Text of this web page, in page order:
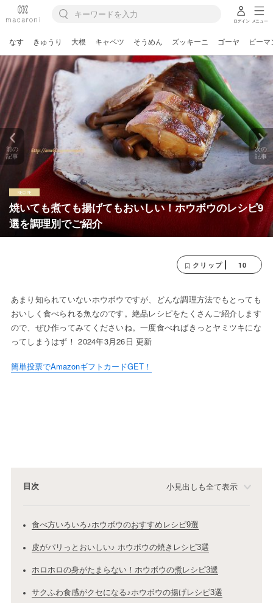
ログイン メニュー
なす きゅうり 大根 キャベツ そうめん ズッキーニ ゴーヤ ピーマ
焼いても煮ても揚げてもおいしい！ホウボウのレシピ9
選を調理別でご紹介
前の
記事
次の
記事
クリップ 10
あまり知られていないホウボウですが、どんな調理方法でもとっても
おいしく食べられる魚なのです。絶品レシピをたくさんご紹介します
ので、ぜひ作ってみてくださいね。一度食べればきっとヤミツキにな
ってしまうはず！ 2024年3月26日 更新
簡単投票でAmazonギフトカードGET！
目次 小見出しも全て表示
食べ方いろいろ♪ホウボウのおすすめレシピ9選
皮がパリっとおいしい♪ ホウボウの焼きレシピ3選
ホロホロの身がたまらない！ホウボウの煮レシピ3選
サクふわ食感がクセになる♪ホウボウの揚げレシピ3選